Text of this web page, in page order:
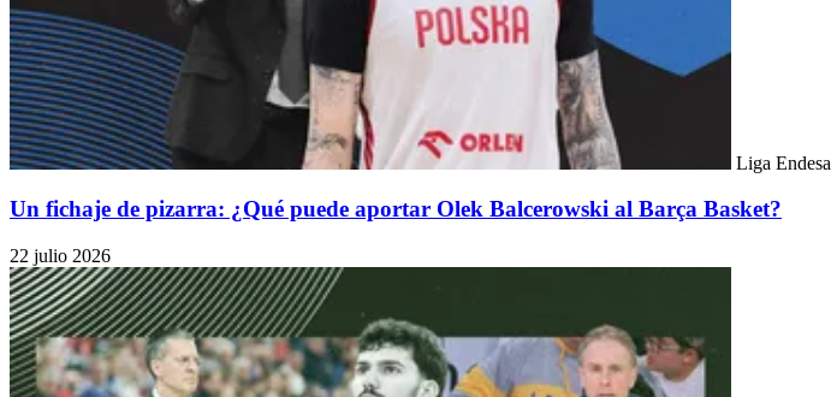
Liga Endesa
Un fichaje de pizarra: ¿Qué puede aportar Olek Balcerowski al Barça Basket?
22 julio 2026